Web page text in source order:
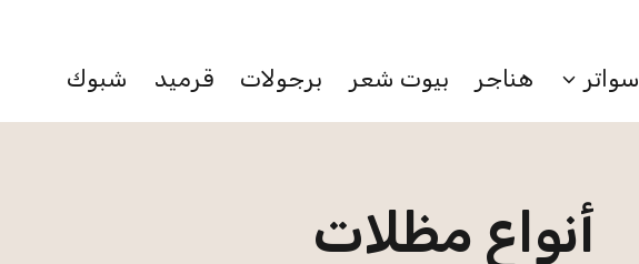
سواتر هناجر بيوت شعر برجولات قرميد شبوك
أنواع مظلات